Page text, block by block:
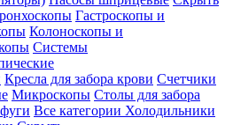
Гастроскопы и
Колоноскопы и
Системы
Кресла для забора крови Счетчики
Микроскопы Столы для забора
Все категории Холодильники